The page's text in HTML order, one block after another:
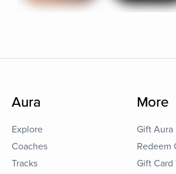
Aura
Explore
Coaches
Tracks
More
Gift Aura
Redeem
Gift Card